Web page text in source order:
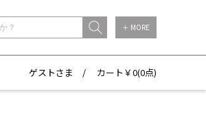
＋ MORE
ゲストさま / カート￥0(0点)